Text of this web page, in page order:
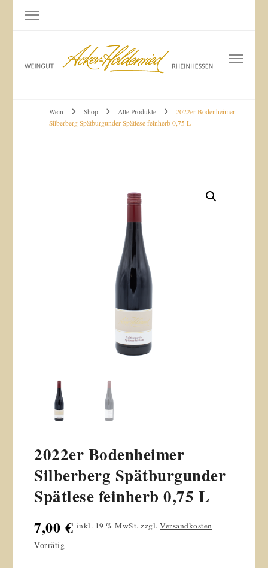
Weingut Acker-Holdenried
Bodenheim RHEINHESSEN
Wein Shop Alle Produkte
2022er Bodenheimer
Silberberg Spätburgunder Spätlese feinherb 0,75 L
2022er Bodenheimer
Silberberg Spätburgunder
Spätlese feinherb 0,75 L
7,00€ inkl. 19 % MwSt. zzgl.Versandkosten
Vorrätig